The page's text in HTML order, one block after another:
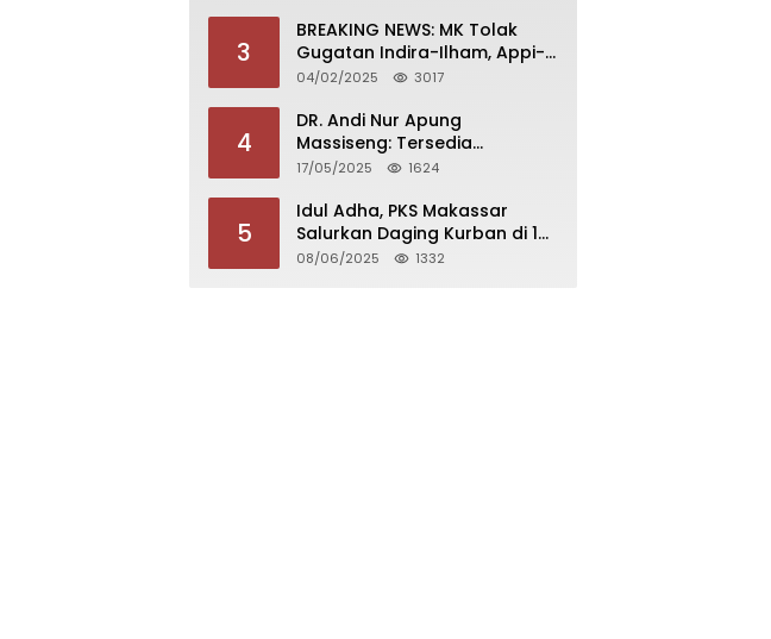
3
BREAKING NEWS: MK Tolak
Gugatan Indira-Ilham, Appi-
Aliyah Dilantik 20 Februari
04/02/2025 3017
4
DR. Andi Nur Apung
Massiseng: Tersedia
Beasiswa Bagi yang Ingin
UCM
17/05/2025 1624
5
Idul Adha, PKS Makassar
Salurkan Daging Kurban di 15
Kecamatan
08/06/2025 1332